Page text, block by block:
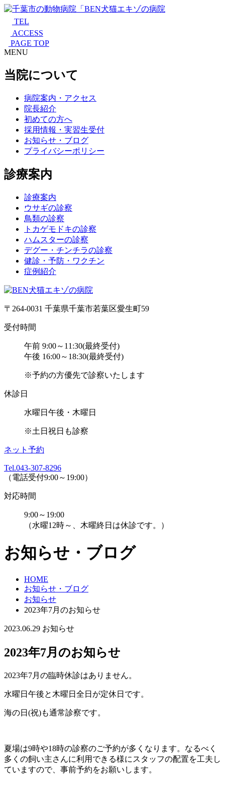
TEL
ACCESS
PAGE TOP
MENU
当院について
病院案内・アクセス
院長紹介
初めての方へ
採用情報・実習生受付
お知らせ・ブログ
プライバシーポリシー
診療案内
診療案内
ウサギの診察
鳥類の診察
トカゲモドキの診察
ハムスターの診察
デグー・チンチラの診察
健診・予防・ワクチン
症例紹介
〒264-0031 千葉県千葉市若葉区愛生町59
受付時間
午前 9:00～11:30(最終受付)
午後 16:00～18:30(最終受付)
※予約の方優先で診察いたします
休診日
水曜日午後・木曜日
※土日祝日も診察
ネット予約
Tel.043-307-8296
（電話受付9:00～19:00）
対応時間
9:00～19:00
（水曜12時～、木曜終日は休診です。）
お知らせ・ブログ
HOME
お知らせ・ブログ
お知らせ
2023年7月のお知らせ
2023.06.29 お知らせ
2023年7月のお知らせ
2023年7月の臨時休診はありません。
水曜日午後と木曜日全日が定休日です。
海の日(祝)も通常診察です。
夏場は9時や18時の診察のご予約が多くなります。なるべく
多くの飼い主さんに利用できる様にスタッフの配置を工夫し
ていますので、事前予約をお願いします。